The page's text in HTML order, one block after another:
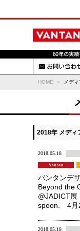
HOME メデ
2018年 メディ
2018.05.18
バンタンデ
Beyond the
@JADICT
spoon. 4月
2018.05.18